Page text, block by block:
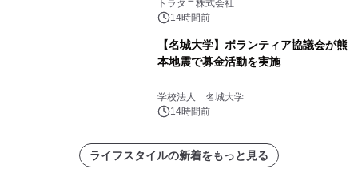
トラタニ株式会社
14時間前
【名城大学】ボランティア協議会が熊
本地震で募金活動を実施
学校法人 名城大学
14時間前
ライフスタイルの新着をもっと見る